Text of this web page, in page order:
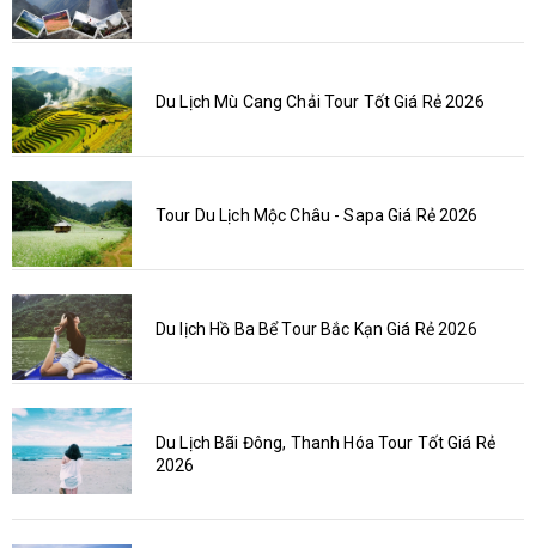
Du Lịch Mù Cang Chải Tour Tốt Giá Rẻ 2026
Tour Du Lịch Mộc Châu - Sapa Giá Rẻ 2026
Du lịch Hồ Ba Bể Tour Bắc Kạn Giá Rẻ 2026
Du Lịch Bãi Đông, Thanh Hóa Tour Tốt Giá Rẻ
2026